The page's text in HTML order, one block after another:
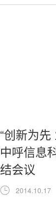
“创新为
中呼信息
结会议
2014.10.17